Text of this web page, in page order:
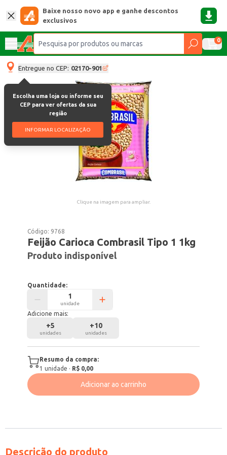
Baixe nosso novo app e ganhe descontos
exclusivos
0
Entregue no CEP: 02170-901
Escolha uma loja ou informe seu
CEP para ver ofertas da sua
região
INFORMAR LOCALIZAÇÃO
Clique na imagem para ampliar.
Código: 9768
Feijão Carioca Combrasil Tipo 1 1kg
Produto indisponível
Quantidade:
unidade
Adicione mais:
+5
unidades
+10
unidades
Resumo da compra:
1 unidade · R$ 0,00
Adicionar ao carrinho
Descrição do produto